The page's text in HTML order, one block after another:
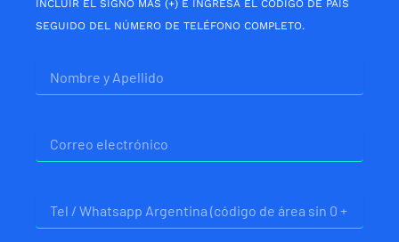
INCLUIR EL SIGNO MÁS (+) E INGRESÁ EL CÓDIGO DE PAÍS
SEGUIDO DEL NÚMERO DE TELÉFONO COMPLETO.
electrónico